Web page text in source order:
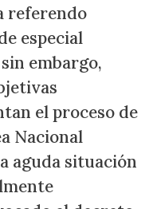
referendo
especial
embargo,
el proceso de
Nacional
aguda situación